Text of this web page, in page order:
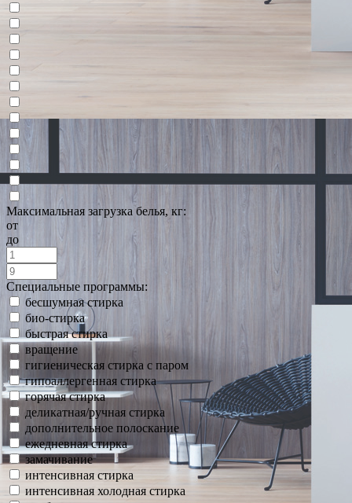
Максимальная загрузка белья, кг:
от
до
Специальные программы:
бесшумная стирка
био-стирка
быстрая стирка
вращение
гигиеническая стирка с паром
гипоаллергенная стирка
горячая стирка
деликатная/ручная стирка
дополнительное полоскание
ежедневная стирка
замачивание
интенсивная стирка
интенсивная холодная стирка